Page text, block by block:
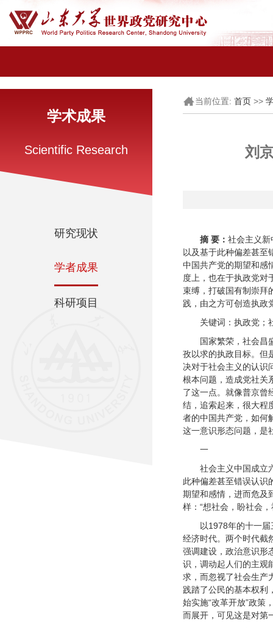
学术成果
Scientific Research
研究现状
学者成果
科研项目
当前位置: 首页 >>
刘
摘 要： 社会主义新
以及基于此种偏差甚至
中国共产党的期望和感
度上，也在于执政党对
束缚，打破国有制崇拜
践，由之方可创造执政
关键词：执政党；
国家繁荣，社会昌
孜以求的执政目标。但
决对于社会主义的认识
根本问题，造成党社关
了这一点。就像普京曾
结，追索起来，很大程
者的中国共产党，如何
这一意识形态问题，是
一
社会主义中国成立
此种偏差甚至错误认识
期望和感情，进而危及
样：“想社会，盼社会
以1978年的十一
经济时代。两个时代截
强调建设，政治意识形
识，调动起人们的主观
求，而忽视了社会生产
践踏了公民的基本权利
始实施“改革开放”政策
而展开，可见这是对第